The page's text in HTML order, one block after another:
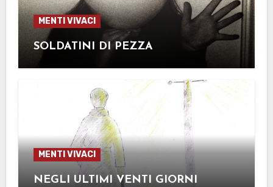
MENTI VIVACI
SOLDATINI DI PEZZA
MENTI VIVACI
NEGLI ULTIMI VENTI GIORNI